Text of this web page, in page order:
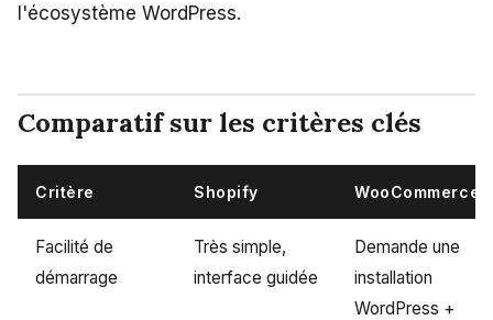
l'écosystème WordPress.
Comparatif sur les critères clés
Critère Shopify WooCommerce
Facilité de
démarrage
Très simple,
interface guidée
Demande une
installation
WordPress +